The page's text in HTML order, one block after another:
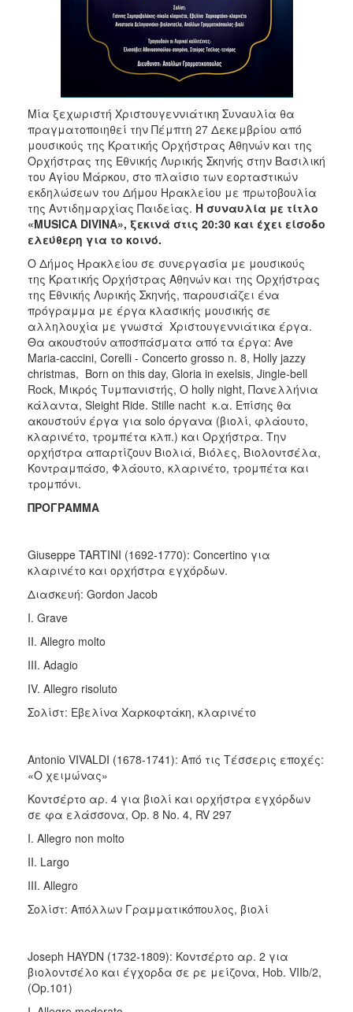
Μία ξεχωριστή Χριστουγεννιάτικη Συναυλία θα
πραγματοποιηθεί την Πέμπτη 27 Δεκεμβρίου από
μουσικούς της Κρατικής Ορχήστρας Αθηνών και της
Ορχήστρας της Εθνικής Λυρικής Σκηνής στην Βασιλική
του Αγίου Μάρκου, στο πλαίσιο των εορταστικών
εκδηλώσεων του Δήμου Ηρακλείου με πρωτοβουλία
της Αντιδημαρχίας Παιδείας. Η συναυλία με τίτλο
«MUSICA DIVINA», ξεκινά στις 20:30 και έχει είσοδο
ελεύθερη για το κοινό.
Ο Δήμος Ηρακλείου σε συνεργασία με μουσικούς
της Κρατικής Ορχήστρας Αθηνών και της Ορχήστρας
της Εθνικής Λυρικής Σκηνής, παρουσιάζει ένα
πρόγραμμα με έργα κλασικής μουσικής σε
αλληλουχία με γνωστά Χριστουγεννιάτικα έργα.
Θα ακουστούν αποσπάσματα από τα έργα: Ave
Maria-caccini, Corelli - Concerto grosso n. 8, Holly jazzy
christmas, Born on this day, Gloria in exelsis, Jingle-bell
Rock, Μικρός Τυμπανιστής, O holly night, Πανελλήνια
κάλαντα, Sleight Ride. Stille nacht κ.α. Επίσης θα
ακουστούν έργα για solo όργανα (βιολί, φλάουτο,
κλαρινέτο, τρομπέτα κλπ.) και Ορχήστρα. Την
ορχήστρα απαρτίζουν Βιολιά, Βιόλες, Βιολοντσέλα,
Κοντραμπάσο, Φλάουτο, κλαρινέτο, τρομπέτα και
τρομπόνι.
ΠΡΟΓΡΑΜΜΑ
Giuseppe TARTINI (1692-1770): Concertino για
κλαρινέτο και ορχήστρα εγχόρδων.
Διασκευή: Gordon Jacob
I. Grave
II. Allegro molto
III. Adagio
IV. Allegro risoluto
Σολίστ: Εβελίνα Χαρκοφτάκη, κλαρινέτο
Antonio VIVALDI (1678-1741): Από τις Τέσσερις εποχές:
«O χειμώνας»
Κοντσέρτο αρ. 4 για βιολί και ορχήστρα εγχόρδων
σε φα ελάσσονα, Op. 8 No. 4, RV 297
Ι. Allegro non molto
II. Largo
III. Allegro
Σολίστ: Απόλλων Γραμματικόπουλος, βιολί
Joseph HAYDN (1732-1809): Κοντσέρτο αρ. 2 για
βιολοντσέλο και έγχορδα σε ρε μείζονα, Hob. VIIb/2,
(Οp.101)